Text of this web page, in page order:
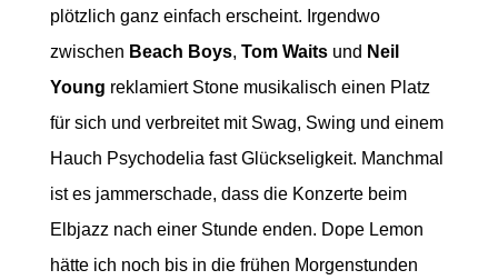
plötzlich ganz einfach erscheint. Irgendwo
zwischen Beach Boys, Tom Waitsund Neil
Young reklamiert Stone musikalisch einen Platz
für sich und verbreitet mit Swag, Swing und einem
Hauch Psychodelia fast Glückseligkeit. Manchmal
ist es jammerschade, dass die Konzerte beim
Elbjazz nach einer Stunde enden. Dope Lemon
hätte ich noch bis in die frühen Morgenstunden